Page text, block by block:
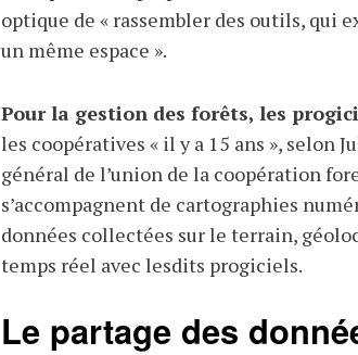
optique de « rassembler des outils, qui
un même espace ».
Pour la gestion des forêts, les
les coopératives « il y a 15 ans », selon
général de l’union de la coopération
s’accompagnent de cartographies
données collectées sur le terrain,
temps réel avec lesdits progiciels.
Le partage des